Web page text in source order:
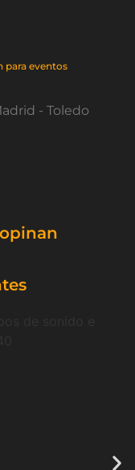
para eventos
- Toledo